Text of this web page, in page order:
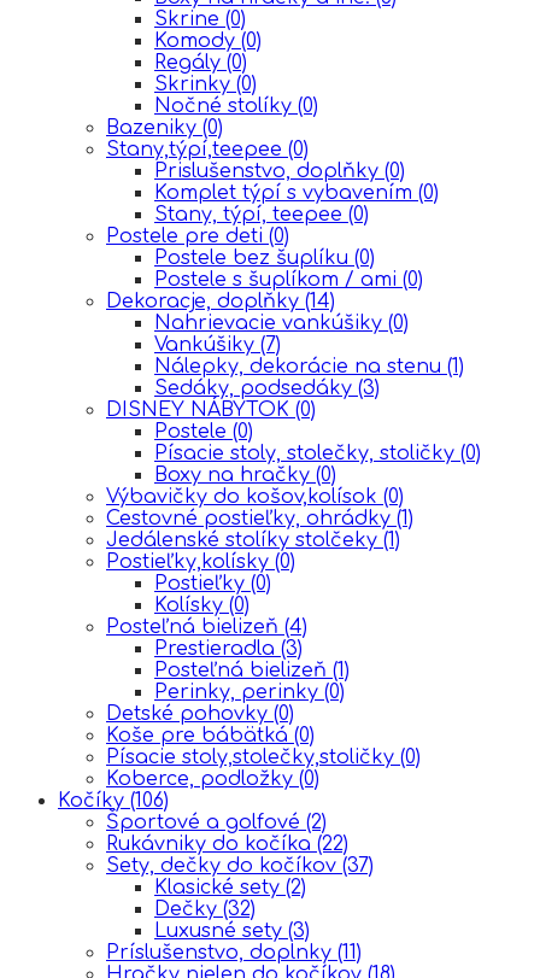
Skrine (0)
Komody (0)
Regály (0)
Skrinky (0)
Nočné stolíky (0)
Bazeniky (0)
Stany,týpí,teepee (0)
Prislušenstvo, doplňky (0)
Komplet týpí s vybavením (0)
Stany, týpí, teepee (0)
Postele pre deti (0)
Postele bez šuplíku (0)
Postele s šuplíkom / ami (0)
Dekoracje, doplňky (14)
Nahrievacie vankúšiky (0)
Vankúšiky (7)
Nálepky, dekorácie na stenu (1)
Sedáky, podsedáky (3)
DISNEY NÁBYTOK (0)
Postele (0)
Písacie stoly, stolečky, stoličky (0)
Boxy na hračky (0)
Výbavičky do košov,kolísok (0)
Cestovné postieľky, ohrádky (1)
Jedálenské stolíky stolčeky (1)
Postieľky,kolísky (0)
Postieľky (0)
Kolísky (0)
Posteľná bielizeň (4)
Prestieradla (3)
Posteľná bielizeň (1)
Perinky, perinky (0)
Detské pohovky (0)
Koše pre bábätká (0)
Písacie stoly,stolečky,stoličky (0)
Koberce, podložky (0)
Kočíky (106)
Športové a golfové (2)
Rukávniky do kočíka (22)
Sety, dečky do kočíkov (37)
Klasické sety (2)
Dečky (32)
Luxusné sety (3)
Príslušenstvo, doplnky (11)